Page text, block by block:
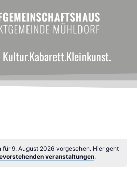
Kultur.Kabarett.Kleinkunst.
9. August 2026 vorgesehen. Hier geht
veranstaltungen.